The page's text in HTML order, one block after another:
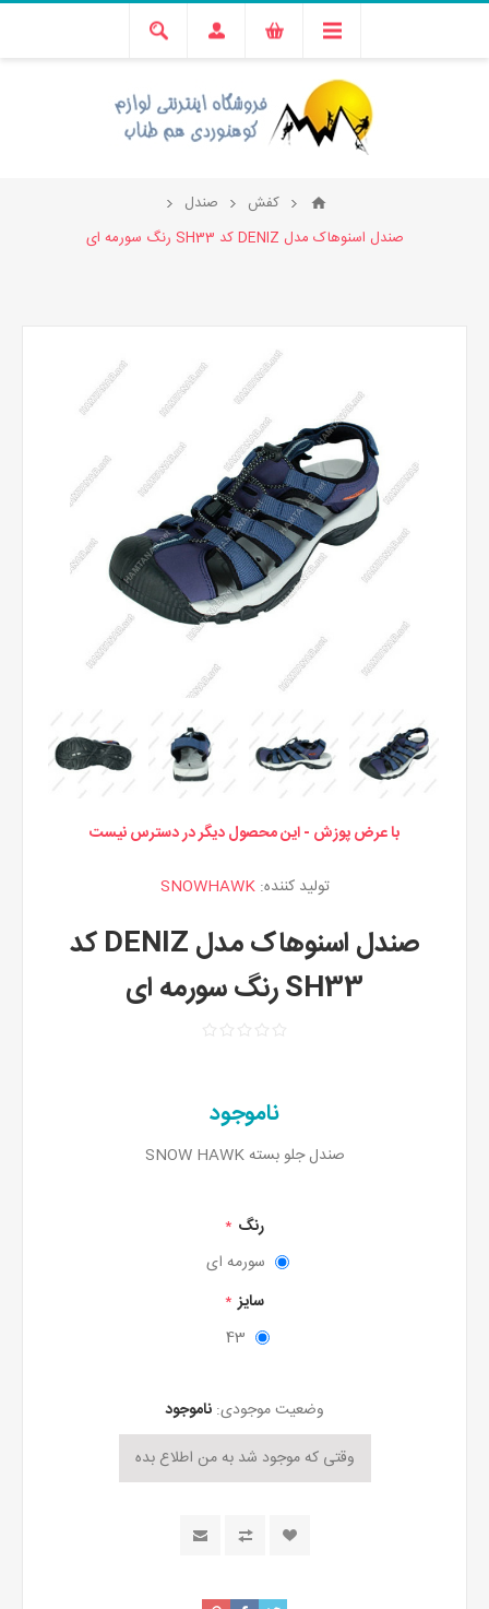
کفش
صندل
صندل اسنوهاک مدل DENIZ کد SH33 رنگ سورمه ای
با عرض پوزش - این محصول دیگر در دسترس نیست
تولید کننده: SNOWHAWK
صندل اسنوهاک مدل DENIZ کد
SH33 رنگ سورمه ای
ناموجود
صندل جلو بسته SNOW HAWK
رنگ *
سورمه ای
سایز *
43
وضعیت موجودی: ناموجود